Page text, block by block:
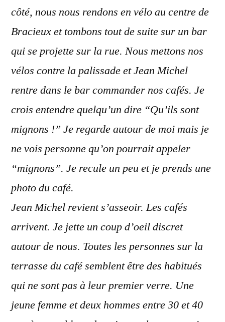
côté, nous nous rendons en vélo au centre de
Bracieux et tombons tout de suite sur un bar
qui se projette sur la rue. Nous mettons nos
vélos contre la palissade et Jean Michel
rentre dans le bar commander nos cafés. Je
crois entendre quelqu’un dire “Qu’ils sont
mignons !” Je regarde autour de moi mais je
ne vois personne qu’on pourrait appeler
“mignons”. Je recule un peu et je prends une
photo du café.
Jean Michel revient s’asseoir. Les cafés
arrivent. Je jette un coup d’oeil discret
autour de nous. Toutes les personnes sur la
terrasse du café semblent être des habitués
qui ne sont pas à leur premier verre. Une
jeune femme et deux hommes entre 30 et 40